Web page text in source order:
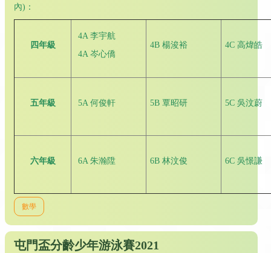
內)：
四年級
4A 李宇航
4A 岑心僑
4B 楊浚裕 4C 高煒皓
五年級 5A 何俊軒 5B 覃昭研 5C 吳汶蔚
六年級 6A 朱瀚陞 6B 林汶俊 6C 吳憬謙
數學
屯門盃分齡少年游泳賽2021